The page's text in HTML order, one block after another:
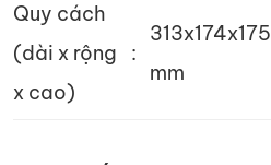
Quy cách
(dài x rộng
x cao)
:
313x174x175
mm